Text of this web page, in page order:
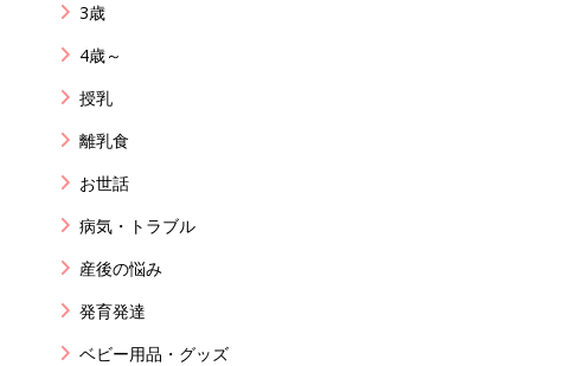
3歳
4歳～
授乳
離乳食
お世話
病気・トラブル
産後の悩み
発育発達
ベビー用品・グッズ